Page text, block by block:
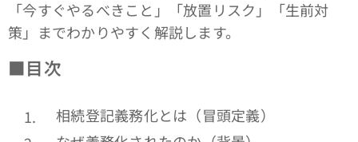
「今すぐやるべきこと」「放置リスク」「生前対
策」までわかりやすく解説します。
■目次
相続登記義務化とは（冒頭定義）